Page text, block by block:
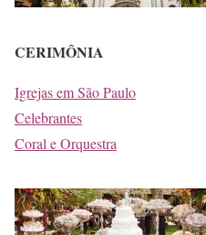
CERIMÔNIA
Igrejas em São Paulo
Celebrantes
Coral e Orquestra